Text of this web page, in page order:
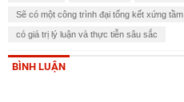
Sẽ có một công trình đại tổng kết xứng tầm
có giá trị lý luận và thực tiễn sâu sắc
BÌNH LUẬN